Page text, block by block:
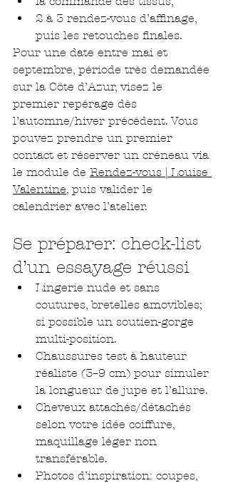
2 à 3 rendez-vous d’affinage,
puis les retouches finales.
Pour une date entre mai et
septembre, période très demandée
sur la Côte d’Azur, visez le
premier repérage dès
l’automne/hiver précédent. Vous
pouvez prendre un premier
contact et réserver un créneau via
le module de Rendez-vous | Louise
Valentine, puis valider le
calendrier avec l’atelier.
Se préparer: check-list
d’un essayage réussi
Lingerie nude et sans
coutures, bretelles amovibles;
si possible un soutien-gorge
multi-position.
Chaussures test à hauteur
réaliste (3–9 cm) pour simuler
la longueur de jupe et l’allure.
Cheveux attachés/détachés
selon votre idée coiffure,
maquillage léger non
transférable.
Photos d’inspiration: coupes,